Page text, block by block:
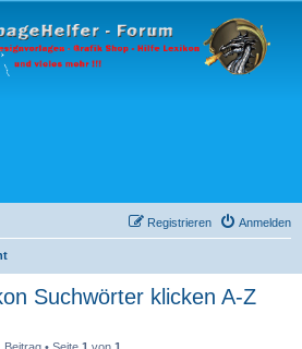
Anmelden
Registrieren
Suchwörter klicken A-Z